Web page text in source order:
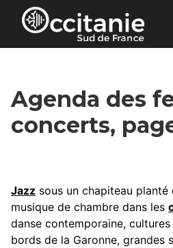
Panneau de gestion des cookies
Agenda des
concerts,
Jazz sous un chapiteau
musique de chambre dans les
danse contemporaine,
bords de la Garonne, grandes